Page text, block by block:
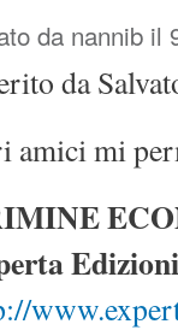
da nannib il
da
amici mi
Edizioni